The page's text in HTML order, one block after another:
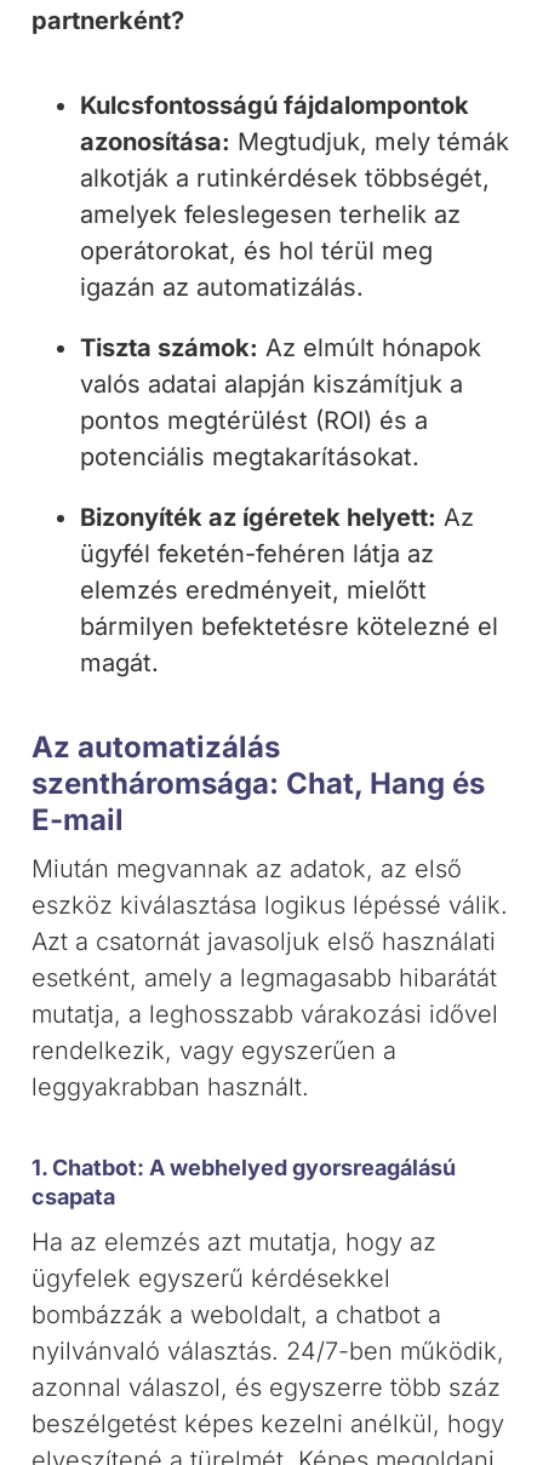
partnerként?
Kulcsfontosságú fájdalompontok
azonosítása: Megtudjuk, mely témák
alkotják a rutinkérdések többségét,
amelyek feleslegesen terhelik az
operátorokat, és hol térül meg
igazán az automatizálás.
Tiszta számok: Az elmúlt hónapok
valós adatai alapján kiszámítjuk a
pontos megtérülést (ROI) és a
potenciális megtakarításokat.
Bizonyíték az ígéretek helyett: Az
ügyfél feketén-fehéren látja az
elemzés eredményeit, mielőtt
bármilyen befektetésre kötelezné el
magát.
Az automatizálás
szentháromsága: Chat, Hang és
E-mail
Miután megvannak az adatok, az első
eszköz kiválasztása logikus lépéssé válik.
Azt a csatornát javasoljuk első használati
esetként, amely a legmagasabb hibarátát
mutatja, a leghosszabb várakozási idővel
rendelkezik, vagy egyszerűen a
leggyakrabban használt.
1. Chatbot: A webhelyed gyorsreagálású
csapata
Ha az elemzés azt mutatja, hogy az
ügyfelek egyszerű kérdésekkel
bombázzák a weboldalt, a chatbot a
nyilvánvaló választás. 24/7-ben működik,
azonnal válaszol, és egyszerre több száz
beszélgetést képes kezelni anélkül, hogy